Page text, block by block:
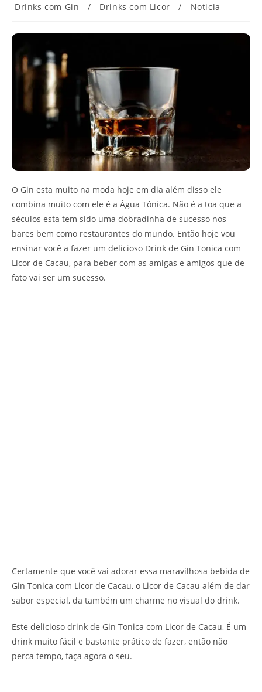
post:
Drinks com Gin
/ Drinks com Licor / Noticia
O Gin esta muito na moda hoje em dia além disso ele
combina muito com ele é a Água Tônica. Não é a toa que a
séculos esta tem sido uma dobradinha de sucesso nos
bares bem como restaurantes do mundo. Então hoje vou
ensinar você a fazer um delicioso Drink de Gin Tonica com
Licor de Cacau, para beber com as amigas e amigos que de
fato vai ser um sucesso.
Certamente que você vai adorar essa maravilhosa bebida de
Gin Tonica com Licor de Cacau, o Licor de Cacau além de dar
sabor especial, da também um charme no visual do drink.
Este delicioso drink de Gin Tonica com Licor de Cacau, É um
drink muito fácil e bastante prático de fazer, então não
perca tempo, faça agora o seu.